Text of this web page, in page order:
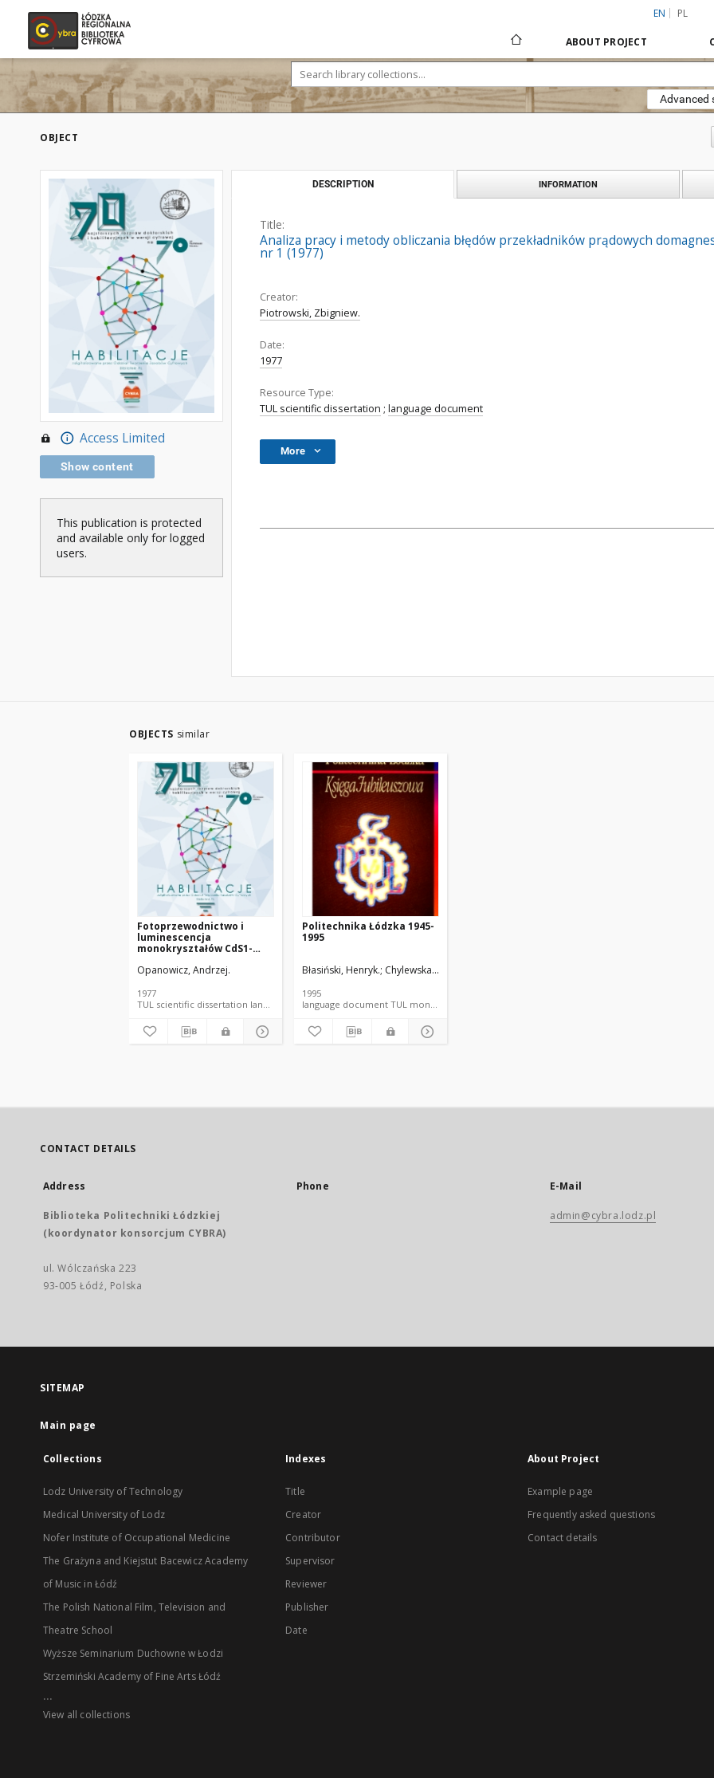
EN PL
ABOUT PROJECT
Advanced
OBJECT
Access Limited
Show content
This publication is protected
and available only for logged
users.
DESCRIPTION INFORMATION
Title:
Analiza pracy i metody obliczania błędów przekładników prądowych
nr 1 (1977)
Creator:
Piotrowski, Zbigniew.
Date:
1977
Resource Type:
TUL scientific dissertation ; language document
More
OBJECTS similar
Fotoprzewodnictwo i
luminescencja
monokryształów CdS1-
Opanowicz, Andrzej.
1977
TUL scientific dissertation language document
Politechnika Łódzka 1945-
1995
Błasiński, Henryk. Chylewska, Barbara
1995
language document TUL monograph
CONTACT DETAILS
Address
Biblioteka Politechniki Łódzkiej
(koordynator konsorcjum CYBRA)
ul. Wólczańska 223
93-005 Łódź, Polska
Phone E-Mail
admin@cybra.lodz.pl
SITEMAP
Main page
Collections
Lodz University of Technology
Medical University of Lodz
Nofer Institute of Occupational Medicine
The Grażyna and Kiejstut Bacewicz Academy
of Music in Łódź
The Polish National Film, Television and
Theatre School
Wyższe Seminarium Duchowne w Łodzi
Strzemiński Academy of Fine Arts Łódź
...
View all collections
Indexes
Title
Creator
Contributor
Supervisor
Reviewer
Publisher
Date
About Project
Example page
Frequently asked questions
Contact details